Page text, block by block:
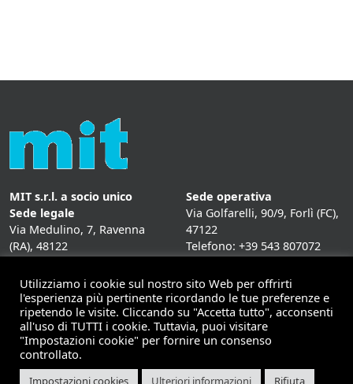
MIT s.r.l. a socio unico
Sede legale
Via Medulino, 7, Ravenna
(RA), 48122
Sede operativa
Via Golfarelli, 90/9, Forlì (FC),
47122
Telefono: +39 543 807072
Mail: info@mitweb.it
INFORMATIVE
Privacy Policy
Cookie Policy
Utilizziamo i cookie sul nostro sito Web per offrirti
l'esperienza più pertinente ricordando le tue preferenze e
ripetendo le visite. Cliccando su "Accetta tutto", acconsenti
all'uso di TUTTI i cookie. Tuttavia, puoi visitare
"Impostazioni cookie" per fornire un consenso
controllato.
Impostazioni cookies Ulteriori informazioni Rifiuta